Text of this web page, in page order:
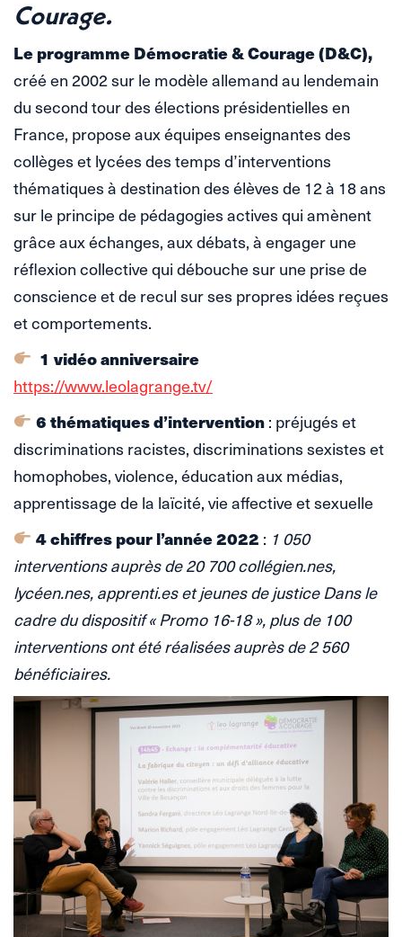
Courage.
Le programme Démocratie & Courage (D&C),
créé en 2002 sur le modèle allemand au lendemain
du second tour des élections présidentielles en
France, propose aux équipes enseignantes des
collèges et lycées des temps d’interventions
thématiques à destination des élèves de 12 à 18 ans
sur le principe de pédagogies actives qui amènent
grâce aux échanges, aux débats, à engager une
réflexion collective qui débouche sur une prise de
conscience et de recul sur ses propres idées reçues
et comportements.
1 vidéo anniversaire
https://www.leolagrange.tv/
6thématiques d’intervention: préjugés et
discriminations racistes, discriminations sexistes et
homophobes, violence, éducation aux médias,
apprentissage de la laïcité, vie affective et sexuelle
4 chiffres pour l’année 2022 : 1 050
interventions auprès de 20 700 collégien.nes,
lycéen.nes, apprenti.es et jeunes de justice Dans le
cadre du dispositif « Promo 16-18 », plus de 100
interventions ont été réalisées auprès de 2 560
bénéficiaires.